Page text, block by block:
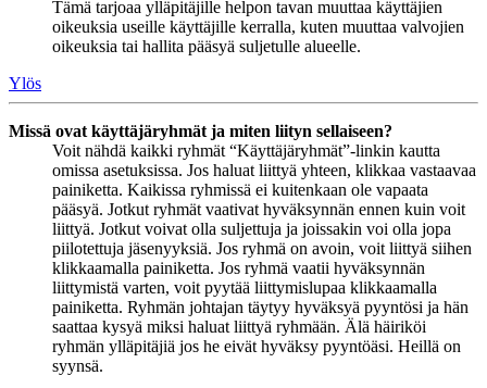
Tämä tarjoaa ylläpitäjille helpon tavan muuttaa käyttäjien
oikeuksia useille käyttäjille kerralla, kuten muuttaa valvojien
oikeuksia tai hallita pääsyä suljetulle alueelle.
Ylös
Missä ovat käyttäjäryhmät ja miten liityn sellaiseen?
Voit nähdä kaikki ryhmät “Käyttäjäryhmät”-linkin kautta
omissa asetuksissa. Jos haluat liittyä yhteen, klikkaa vastaavaa
painiketta. Kaikissa ryhmissä ei kuitenkaan ole vapaata
pääsyä. Jotkut ryhmät vaativat hyväksynnän ennen kuin voit
liittyä. Jotkut voivat olla suljettuja ja joissakin voi olla jopa
piilotettuja jäsenyyksiä. Jos ryhmä on avoin, voit liittyä siihen
klikkaamalla painiketta. Jos ryhmä vaatii hyväksynnän
liittymistä varten, voit pyytää liittymislupaa klikkaamalla
painiketta. Ryhmän johtajan täytyy hyväksyä pyyntösi ja hän
saattaa kysyä miksi haluat liittyä ryhmään. Älä häiriköi
ryhmän ylläpitäjiä jos he eivät hyväksy pyyntöäsi. Heillä on
syynsä.